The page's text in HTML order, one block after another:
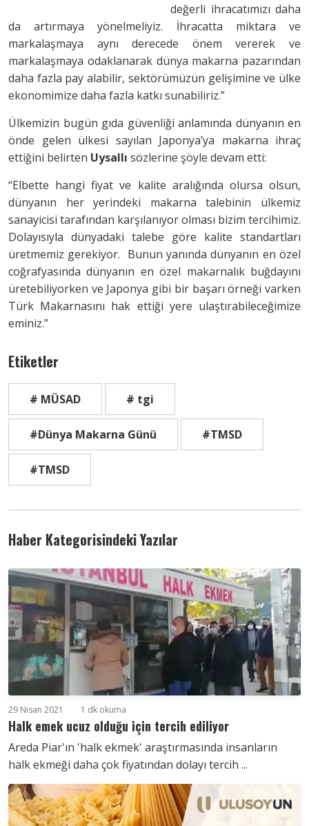
değerli ihracatımızı daha
da artırmaya yönelmeliyiz. İhracatta miktara ve
markalaşmaya aynı derecede önem vererek ve
markalaşmaya odaklanarak dünya makarna pazarından
daha fazla pay alabilir, sektörümüzün gelişimine ve ülke
ekonomimize daha fazla katkı sunabiliriz.”
Ülkemizin bugün gıda güvenliği anlamında dünyanın en
önde gelen ülkesi sayılan Japonya’ya makarna ihraç
ettiğini belirten Uysallı sözlerine şöyle devam etti:
“Elbette hangi fiyat ve kalite aralığında olursa olsun,
dünyanın her yerindeki makarna talebinin ülkemiz
sanayicisi tarafından karşılanıyor olması bizim tercihimiz.
Dolayısıyla dünyadaki talebe göre kalite standartları
üretmemiz gerekiyor. Bunun yanında dünyanın en özel
coğrafyasında dünyanın en özel makarnalık buğdayını
üretebiliyorken ve Japonya gibi bir başarı örneği varken
Türk Makarnasını hak ettiği yere ulaştırabileceğimize
eminiz.”
Etiketler
# MÜSAD # tgi
#Dünya Makarna Günü #TMSD
#TMSD
Haber Kategorisindeki Yazılar
29 Nisan 2021 1 dk okuma
Halk emek ucuz olduğu için tercih ediliyor
Areda Piar'ın 'halk ekmek' araştırmasında insanların
halk ekmeği daha çok fiyatından dolayı tercih ...